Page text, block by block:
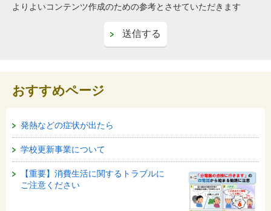
よりよいコンテンツ作成のための参考とさせていただきます
おすすめページ
発熱などの症状が出たら
学校更新事業について
【重要】消費生活に関するトラブルに
ご注意ください